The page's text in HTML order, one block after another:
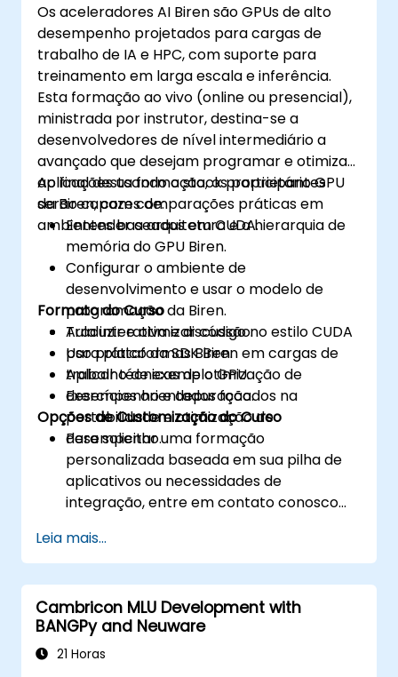
Os aceleradores AI Biren são GPUs de alto
desempenho projetados para cargas de
trabalho de IA e HPC, com suporte para
treinamento em larga escala e inferência.
Esta formação ao vivo (online ou presencial),
ministrada por instrutor, destina-se a
desenvolvedores de nível intermediário a
avançado que desejam programar e otimizar
aplicações usando o stack proprietário GPU
da Biren, com comparações práticas em
ambientes baseados em CUDA.
Ao final desta formação, os participantes
serão capazes de:
Entender a arquitetura e a hierarquia de
memória do GPU Biren.
Configurar o ambiente de
desenvolvimento e usar o modelo de
programação da Biren.
Traduzir e otimizar código no estilo CUDA
para plataformas Biren.
Aplicar técnicas de otimização de
desempenho e depuração.
Formato do Curso
Aula interativa e discussão.
Uso prático da SDK Biren em cargas de
trabalho de exemplo GPU.
Exercícios orientados focados na
portabilidade e otimização de
desempenho.
Opções de Customização do Curso
Para solicitar uma formação
personalizada baseada em sua pilha de
aplicativos ou necessidades de
integração, entre em contato conosco
Leia mais...
Cambricon MLU Development with
BANGPy and Neuware
21 Horas